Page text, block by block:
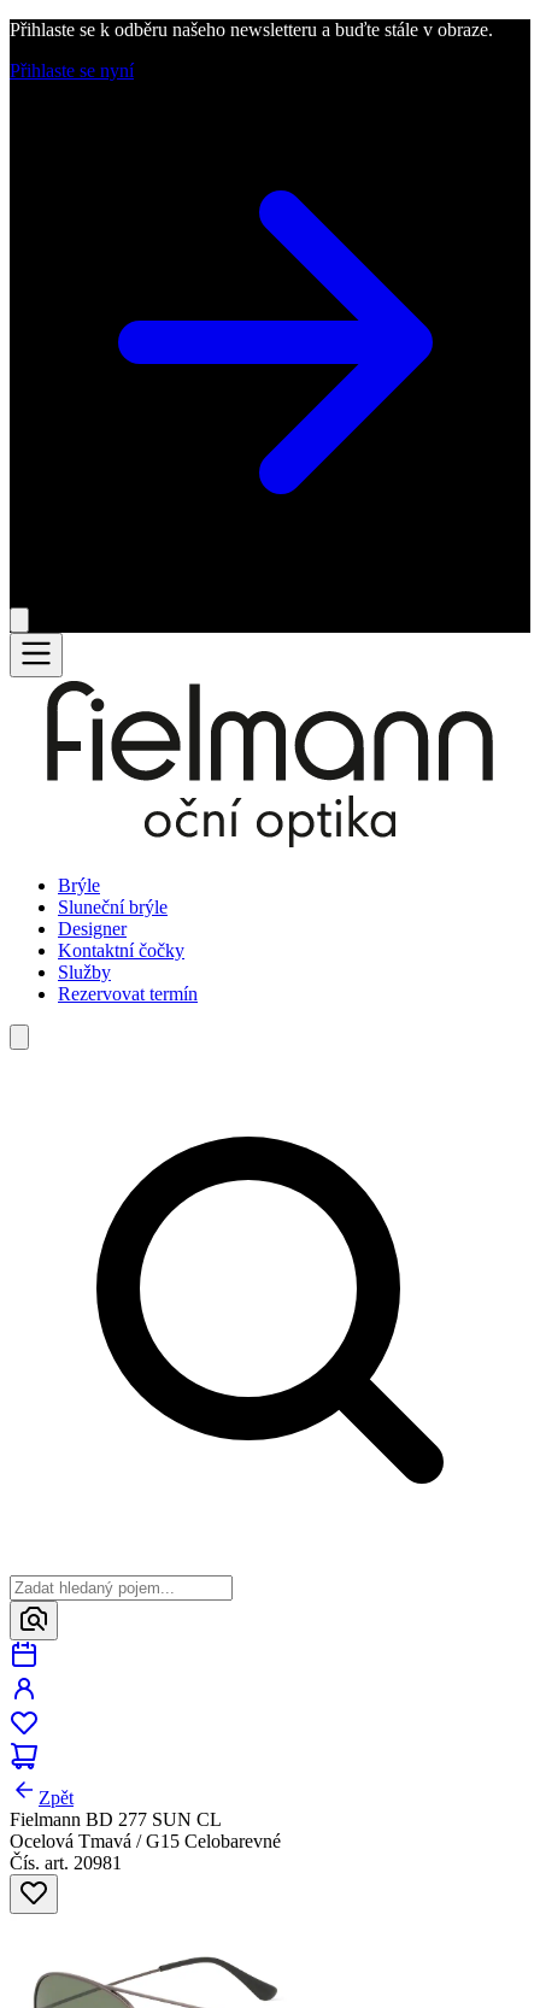
Přihlaste se k odběru našeho newsletteru a buďte stále v obraze.
Přihlaste se nyní
Brýle
Sluneční brýle
Designer
Kontaktní čočky
Služby
Rezervovat termín
Zpět
Fielmann BD 277 SUN CL
Ocelová Tmavá / G15 Celobarevné
Čís. art. 20981